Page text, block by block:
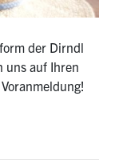
der Dirndl
uns auf Ihren